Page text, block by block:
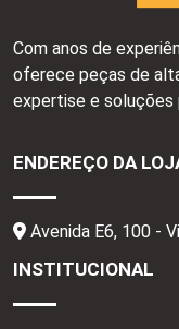
Com anos de
oferece peças de
expertise e soluções
ENDEREÇO DA
Avenida E6, 100 -
INSTITUCIONAL